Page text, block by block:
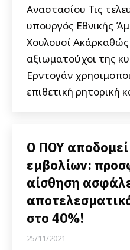
Αναστασίου Τις
υπουργός Εθνικής
Χουλουσί Ακάρκαθώς
αξιωματούχοι της
Ερντογάν
επιθετική ρητορική
Ο ΠΟΥ
εμβολίων:
αίσθηση
στο 40%!
25/11/2021